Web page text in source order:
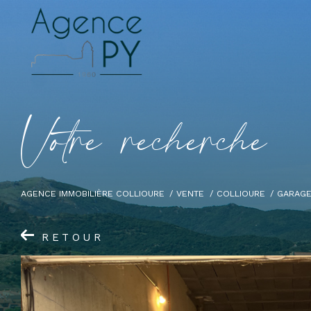
Votre recherche
AGENCE IMMOBILIÈRE COLLIOURE VENTE COLLIOURE
RETOUR